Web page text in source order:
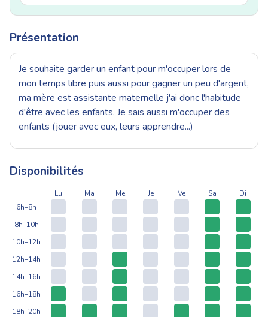
Présentation
Je souhaite garder un enfant pour m'occuper lors de
mon temps libre puis aussi pour gagner un peu d'argent,
ma mère est assistante maternelle j'ai donc l'habitude
d'être avec les enfants. Je sais aussi m'occuper des
enfants (jouer avec eux, leurs apprendre...)
Disponibilités
Lu Ma Me Je Ve Sa
Di
6h–8h
8h–10h
10h–12h
12h–14h
14h–16h
16h–18h
18h–20h